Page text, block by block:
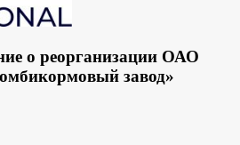
о реорганизации ОАО
завод»